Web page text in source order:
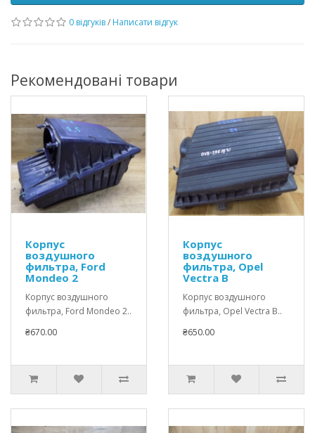
0 відгуків/ Написати відгук
Рекомендовані товари
Корпус
воздушного
фильтра, Ford
Mondeo 2
Корпус воздушного
фильтра, Ford Mondeo 2..
₴670.00
Корпус
воздушного
фильтра, Opel
Vectra B
Корпус воздушного
фильтра, Opel Vectra B..
₴650.00